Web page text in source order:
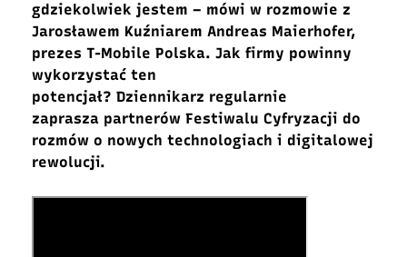
gdziekolwiek jestem – mówi w rozmowie z
Jarosławem Kuźniarem Andreas Maierhofer,
prezes T-Mobile Polska. Jak firmy powinny
wykorzystać ten
potencjał? Dziennikarz regularnie
zaprasza partnerów Festiwalu Cyfryzacji do
rozmów o nowych technologiach i digitalowej
rewolucji.